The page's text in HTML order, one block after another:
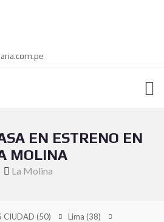
EN ESTRENO EN
MOLINA
La Molina
CIUDAD (50) Lima (38)